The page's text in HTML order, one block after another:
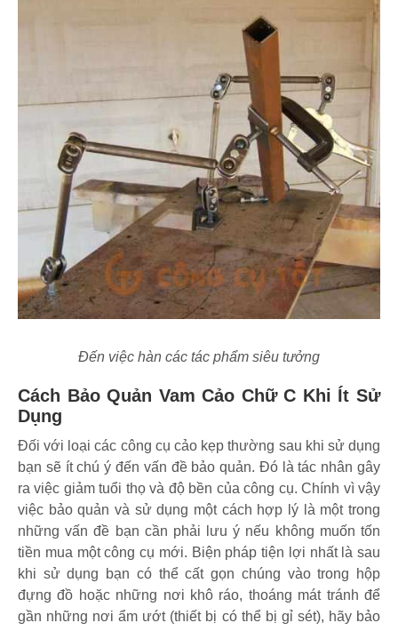
Đến việc hàn các tác phẩm siêu tưởng
Cách Bảo Quản Vam Cảo Chữ C Khi Ít Sử
Dụng
Đối với loại các công cụ cảo kẹp thường sau khi sử dụng
bạn sẽ ít chú ý đến vấn đề bảo quản. Đó là tác nhân gây
ra việc giảm tuổi thọ và độ bền của công cụ. Chính vì vậy
việc bảo quản và sử dụng một cách hợp lý là một trong
những vấn đề bạn cần phải lưu ý nếu không muốn tốn
tiền mua một công cụ mới. Biện pháp tiện lợi nhất là sau
khi sử dụng bạn có thể cất gọn chúng vào trong hộp
đựng đồ hoặc những nơi khô ráo, thoáng mát tránh để
gần những nơi ẩm ướt (thiết bị có thể bị gỉ sét), hãy bảo